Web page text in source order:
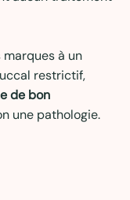
marques à un
restrictif,
de bon
une pathologie.